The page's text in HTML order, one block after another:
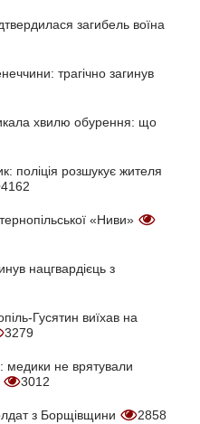
загибель воїна
трагічно загинув
хвилю обурення: що
поліція розшукує жителя
4162
«Ниви»
нацгвардієць з
Гусятин виїхав на
3279
медики не врятували
3012
з Борщівщини 2858